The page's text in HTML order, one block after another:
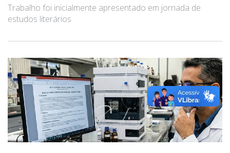
Trabalho foi inicialmente apresentado em jornada de
estudos literários